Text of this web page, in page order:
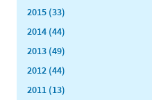
2015 (33)
2014 (44)
2013 (49)
2012 (44)
2011 (13)